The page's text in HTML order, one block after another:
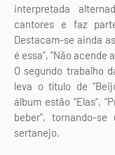
interpretada
cantores e faz
Destacam-se ainda as
é essa”, “Não acende
O segundo trabalho
leva o título de
álbum estão “Elas”,
beber”, tornando-
sertanejo.